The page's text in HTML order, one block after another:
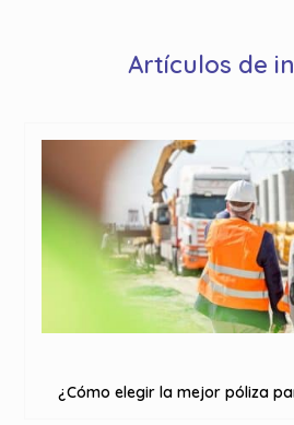
Artículos de
¿Cómo elegir la mejor póliza